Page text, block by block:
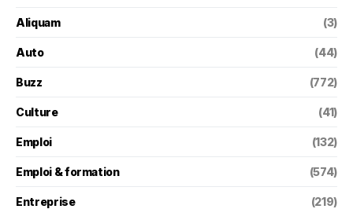
Aliquam (3)
Auto (44)
Buzz (772)
Culture (41)
Emploi (132)
Emploi & formation (574)
Entreprise (219)